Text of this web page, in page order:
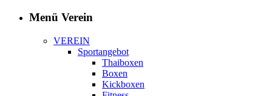
Menü Verein
VEREIN
Sportangebot
Thaiboxen
Boxen
Kickboxen